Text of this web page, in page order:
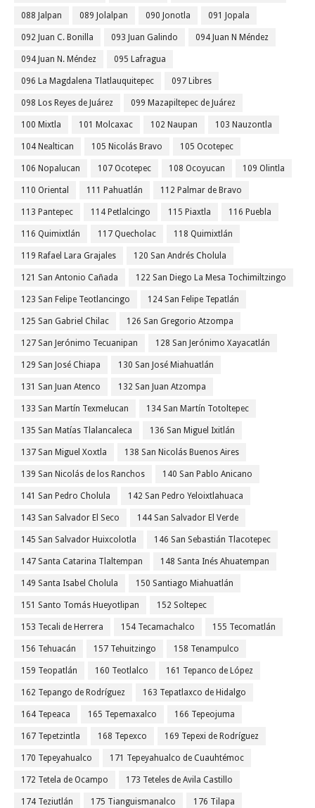
088 Jalpan 089 Jolalpan 090 Jonotla 091 Jopala
092 Juan C. Bonilla 093 Juan Galindo 094 Juan N Méndez
094 Juan N. Méndez 095 Lafragua
096 La Magdalena Tlatlauquitepec 097 Libres
098 Los Reyes de Juárez 099 Mazapiltepec de Juárez
100 Mixtla 101 Molcaxac 102 Naupan 103 Nauzontla
104 Nealtican 105 Nicolás Bravo 105 Ocotepec
106 Nopalucan 107 Ocotepec 108 Ocoyucan 109 Olintla
110 Oriental 111 Pahuatlán 112 Palmar de Bravo
113 Pantepec 114 Petlalcingo 115 Piaxtla 116 Puebla
116 Quimixtlán 117 Quecholac 118 Quimixtlán
119 Rafael Lara Grajales 120 San Andrés Cholula
121 San Antonio Cañada 122 San Diego La Mesa Tochimiltzingo
123 San Felipe Teotlancingo 124 San Felipe Tepatlán
125 San Gabriel Chilac 126 San Gregorio Atzompa
127 San Jerónimo Tecuanipan 128 San Jerónimo Xayacatlán
129 San José Chiapa 130 San José Miahuatlán
131 San Juan Atenco 132 San Juan Atzompa
133 San Martín Texmelucan 134 San Martín Totoltepec
135 San Matías Tlalancaleca 136 San Miguel Ixitlán
137 San Miguel Xoxtla 138 San Nicolás Buenos Aires
139 San Nicolás de los Ranchos 140 San Pablo Anicano
141 San Pedro Cholula 142 San Pedro Yeloixtlahuaca
143 San Salvador El Seco 144 San Salvador El Verde
145 San Salvador Huixcolotla 146 San Sebastián Tlacotepec
147 Santa Catarina Tlaltempan 148 Santa Inés Ahuatempan
149 Santa Isabel Cholula 150 Santiago Miahuatlán
151 Santo Tomás Hueyotlipan 152 Soltepec
153 Tecali de Herrera 154 Tecamachalco 155 Tecomatlán
156 Tehuacán 157 Tehuitzingo 158 Tenampulco
159 Teopatlán 160 Teotlalco 161 Tepanco de López
162 Tepango de Rodríguez 163 Tepatlaxco de Hidalgo
164 Tepeaca 165 Tepemaxalco 166 Tepeojuma
167 Tepetzintla 168 Tepexco 169 Tepexi de Rodríguez
170 Tepeyahualco 171 Tepeyahualco de Cuauhtémoc
172 Tetela de Ocampo 173 Teteles de Avila Castillo
174 Teziutlán 175 Tianguismanalco 176 Tilapa